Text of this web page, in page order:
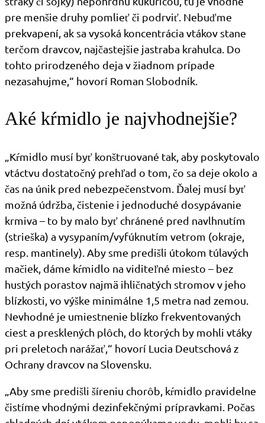
pre menšie druhy pomlieť či podrviť. Nebuďme
prekvapení, ak sa vysoká koncentrácia vtákov stane
terčom dravcov, najčastejšie jastraba krahulca. Do
tohto prirodzeného deja v žiadnom prípade
nezasahujme,“ hovorí Roman Slobodník.
Aké kŕmidlo je najvhodnejšie?
„Kŕmidlo musí byť konštruované tak, aby poskytovalo
vtáctvu dostatočný prehľad o tom, čo sa deje okolo a
čas na únik pred nebezpečenstvom. Ďalej musí byť
možná údržba, čistenie i jednoduché dosypávanie
krmiva – to by malo byť chránené pred navlhnutím
(strieška) a vysypaním/vyfúknutím vetrom (okraje,
resp. mantinely). Aby sme predišli útokom túlavých
mačiek, dáme kŕmidlo na viditeľné miesto – bez
hustých porastov najmä ihličnatých stromov v jeho
blízkosti, vo výške minimálne 1,5 metra nad zemou.
Nevhodné je umiestnenie blízko frekventovaných
ciest a presklených plôch, do ktorých by mohli vtáky
pri preletoch narážať,“ hovorí Lucia Deutschová z
Ochrany dravcov na Slovensku.
„Aby sme predišli šíreniu chorôb, kŕmidlo pravidelne
čistíme vhodnými dezinfekčnými prípravkami. Počas